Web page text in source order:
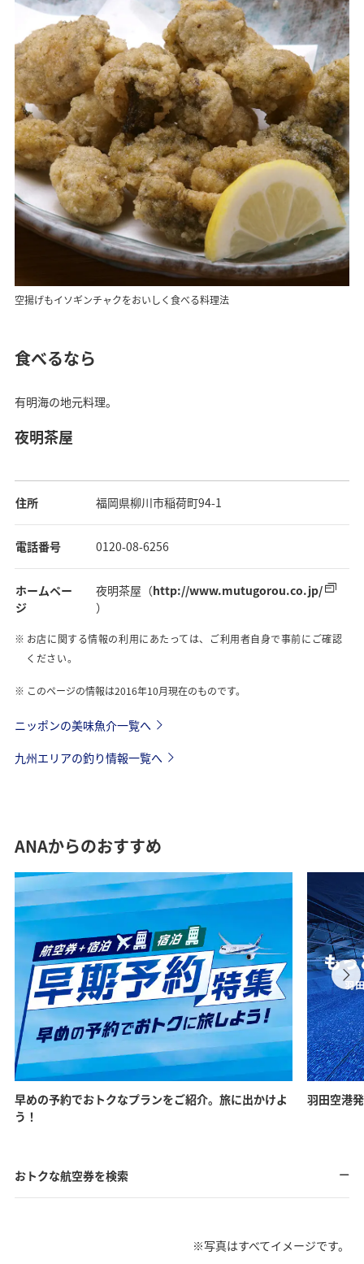
空揚げもイソギンチャクをおいしく食べる料理法
食べるなら
有明海の地元料理。
夜明茶屋
住所 福岡県柳川市稲荷町94-1
電話番号 0120-08-6256
ホームペー
ジ
夜明茶屋（http://www.mutugorou.co.jp/
）
お店に関する情報の利用にあたっては、ご利用者自身で事前にご確認
ください。
このページの情報は2016年10月現在のものです。
ニッポンの美味魚介一覧へ
九州エリアの釣り情報一覧へ
ANAからのおすすめ
早めの予約でおトクなプランをご紹介。旅に出かけよ
う！
羽田空港
おトクな航空券を検索
※写真はすべてイメージです。